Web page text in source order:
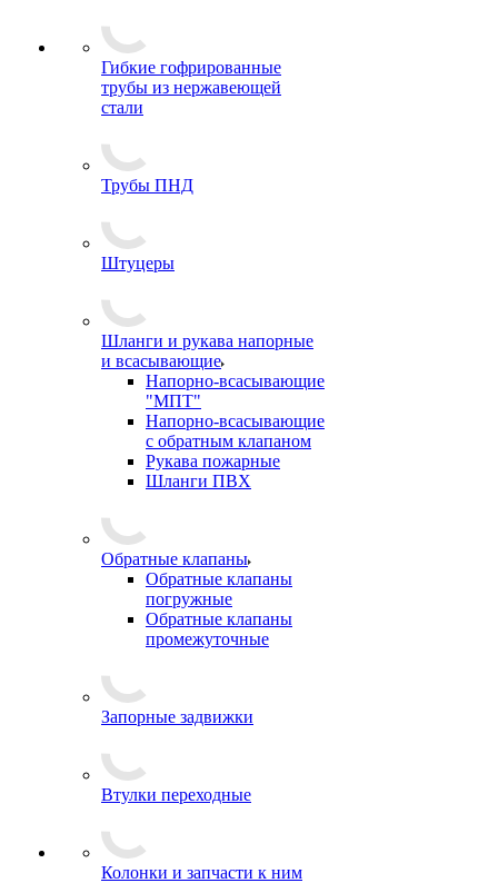
Гибкие гофрированные
трубы из нержавеющей
стали
Трубы ПНД
Штуцеры
Шланги и рукава напорные
и всасывающие
Напорно-всасывающие
"МПТ"
Напорно-всасывающие
с обратным клапаном
Рукава пожарные
Шланги ПВХ
Обратные клапаны
Обратные клапаны
погружные
Обратные клапаны
промежуточные
Запорные задвижки
Втулки переходные
Колонки и запчасти к ним